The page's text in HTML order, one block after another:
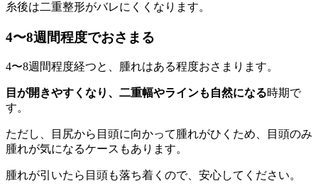
糸後は二重整形がバレにくくなります。
4〜8週間程度でおさまる
4〜8週間程度経つと、腫れはある程度おさまります。
目が開きやすくなり、二重幅やラインも自然になる時期で
す。
ただし、目尻から目頭に向かって腫れがひくため、目頭のみ
腫れが気になるケースもあります。
腫れが引いたら目頭も落ち着くので、安心してください。